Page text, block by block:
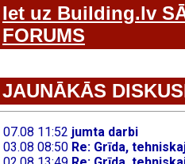
Iet uz Building.lv
FORUMS
JAUNĀKĀS